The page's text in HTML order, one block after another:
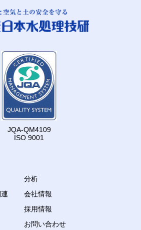
JQA-QM4109
ISO 9001
分析
会社情報
採用情報
お問い合わせ